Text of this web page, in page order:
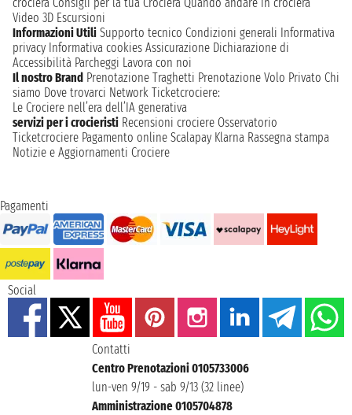
Video 3D Escursioni
Informazioni Utili Supporto tecnico Condizioni generali Informativa
privacy Informativa cookies Assicurazione Dichiarazione di
Accessibilità Parcheggi Lavora con noi
Il nostro Brand Prenotazione Traghetti Prenotazione Volo Privato Chi
siamo Dove trovarci Network Ticketcrociere:
Le Crociere nell’era dell’IA generativa
servizi per i crocieristi Recensioni crociere Osservatorio
Ticketcrociere Pagamento online Scalapay Klarna Rassegna stampa
Notizie e Aggiornamenti Crociere
Pagamenti
Social
Contatti
Centro Prenotazioni 0105733006
lun-ven 9/19 - sab 9/13 (32 linee)
Amministrazione 0105704878